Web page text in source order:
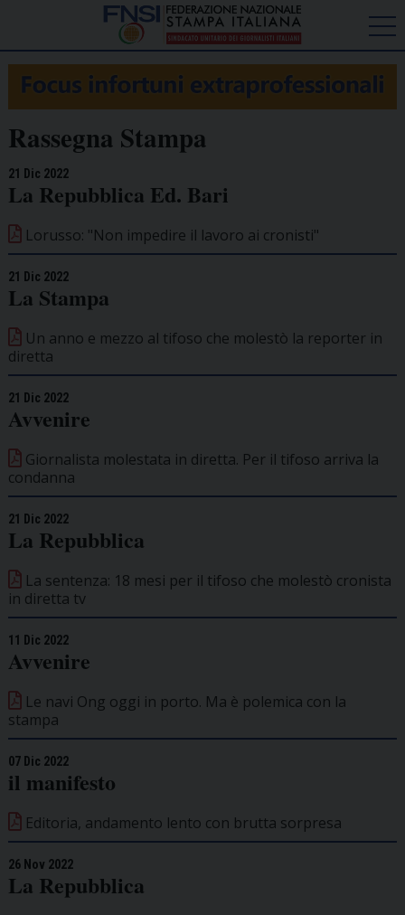
Rassegna Stampa
21 Dic 2022
La Repubblica Ed. Bari
Lorusso: "Non impedire il lavoro ai cronisti"
21 Dic 2022
La Stampa
Un anno e mezzo al tifoso che molestò la reporter in
diretta
21 Dic 2022
Avvenire
Giornalista molestata in diretta. Per il tifoso arriva la
condanna
21 Dic 2022
La Repubblica
La sentenza: 18 mesi per il tifoso che molestò cronista
in diretta tv
11 Dic 2022
Avvenire
Le navi Ong oggi in porto. Ma è polemica con la
stampa
07 Dic 2022
il manifesto
Editoria, andamento lento con brutta sorpresa
26 Nov 2022
La Repubblica